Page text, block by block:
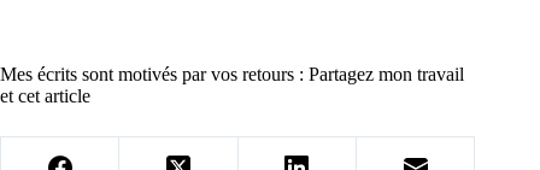
Mes écrits sont motivés par vos retours : Partagez mon travail
et cet article